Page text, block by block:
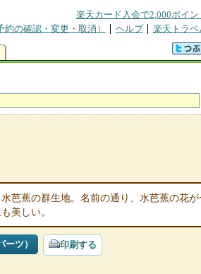
楽天カード入会で2,000ポイン
の確認・変更・取消） ヘルプ 楽天トラ
芭蕉の群生地。名前の通り、水芭蕉の花
美しい。
ツ） 印刷する